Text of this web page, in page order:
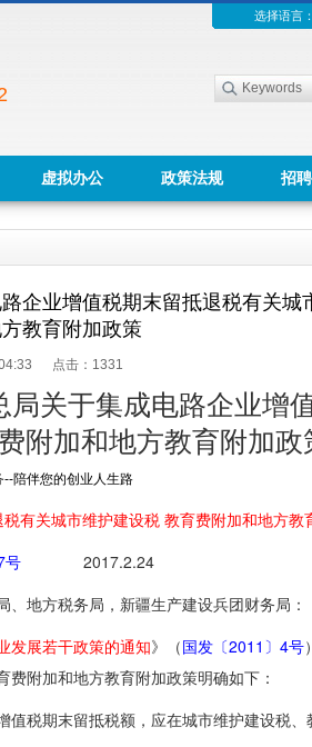
选择语言：
虚拟办公 政策法规 招
企业增值税期末留抵退税有关城
教育附加政策
点击： 1331
局关于集成电路企业增
附加和地方教育附加政
您的创业人生路
有关城市维护建设税 教育费附加和地方教
号 2017.2.24
地方税务局，新疆生产建设兵团财务局：
发展若干政策的通知》（国发〔2011〕4号
附加和地方教育附加政策明确如下：
税期末留抵税额，应在城市维护建设税、